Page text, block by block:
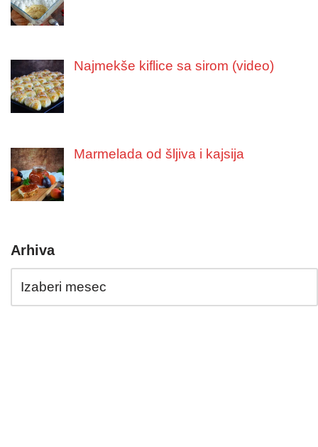
Najmekše kiflice sa sirom (video)
Marmelada od šljiva i kajsija
Arhiva